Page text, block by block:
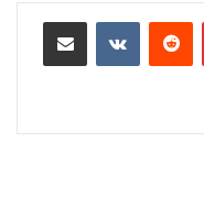
بينتيريست
مشاركة عبر البريد